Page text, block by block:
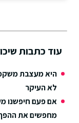
עוד כתבות
היא מעצבת
לא העיקר
אם פעם חיפשנו
מחפשים את